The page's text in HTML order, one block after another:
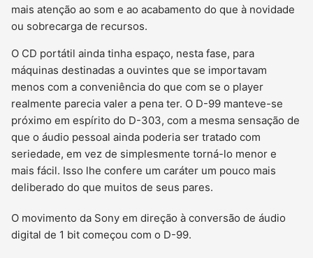
mais atenção ao som e ao acabamento do que à novidade
ou sobrecarga de recursos.
O CD portátil ainda tinha espaço, nesta fase, para
máquinas destinadas a ouvintes que se importavam
menos com a conveniência do que com se o player
realmente parecia valer a pena ter. O D-99 manteve-se
próximo em espírito do D-303, com a mesma sensação de
que o áudio pessoal ainda poderia ser tratado com
seriedade, em vez de simplesmente torná-lo menor e
mais fácil. Isso lhe confere um caráter um pouco mais
deliberado do que muitos de seus pares.
O movimento da Sony em direção à conversão de áudio
digital de 1 bit começou com o D-99.